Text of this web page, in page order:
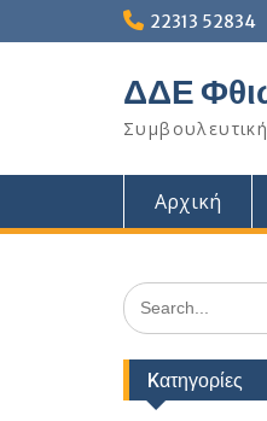
to
22313 52834
ΔΔΕ
Αρχική
Search
for:
Kατηγορίες